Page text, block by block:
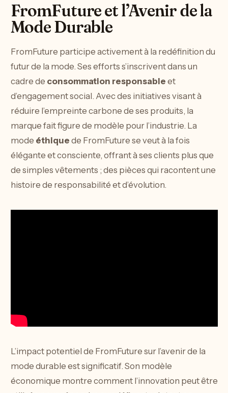
FromFuture et l’Avenir de la
Mode Durable
FromFuture participe activement à la redéfinition du
futur de la mode. Ses efforts s’inscrivent dans un
cadre de consommation responsable et
d’engagement social. Avec des initiatives visant à
réduire l’empreinte carbone de ses produits, la
marque fait figure de modèle pour l’industrie. La
mode éthique de FromFuture se veut à la fois
élégante et consciente, offrant à ses clients plus que
de simples vêtements ; des pièces qui racontent une
histoire de responsabilité et d’évolution.
L’impact potentiel de FromFuture sur l’avenir de la
mode durable est significatif. Son modèle
économique montre comment l’innovation peut être